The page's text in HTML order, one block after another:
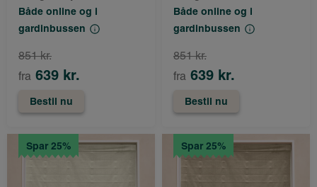
Både online og i
gardinbussen
fra 639 kr.
851 kr.
Bestil nu
Både online og i
gardinbussen
fra 639 kr.
851 kr.
Bestil nu
Spar 25% Spar 25%